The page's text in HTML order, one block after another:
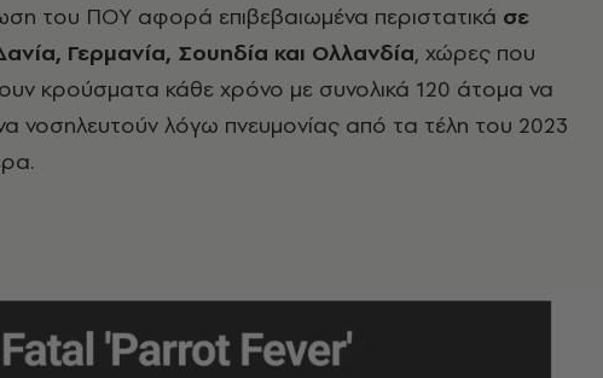
του ΠΟΥ αφορά επιβεβαιωμένα περιστατικά σε
Γερμανία, Σουηδία και Ολλανδία, χώρες που
κρούσματα κάθε χρόνο με συνολικά 120 άτομα να
νοσηλευτούν λόγω πνευμονίας από τα τέλη του 2023